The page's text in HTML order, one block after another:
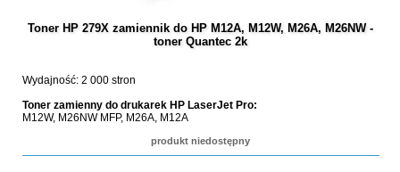
Toner HP 279X zamiennik do HP M12A, M12W, M26A, M26NW -
toner Quantec 2k
Wydajność: 2 000 stron
Toner zamienny do drukarek HP LaserJet Pro:
M12W, M26NW MFP, M26A, M12A
produkt niedostępny